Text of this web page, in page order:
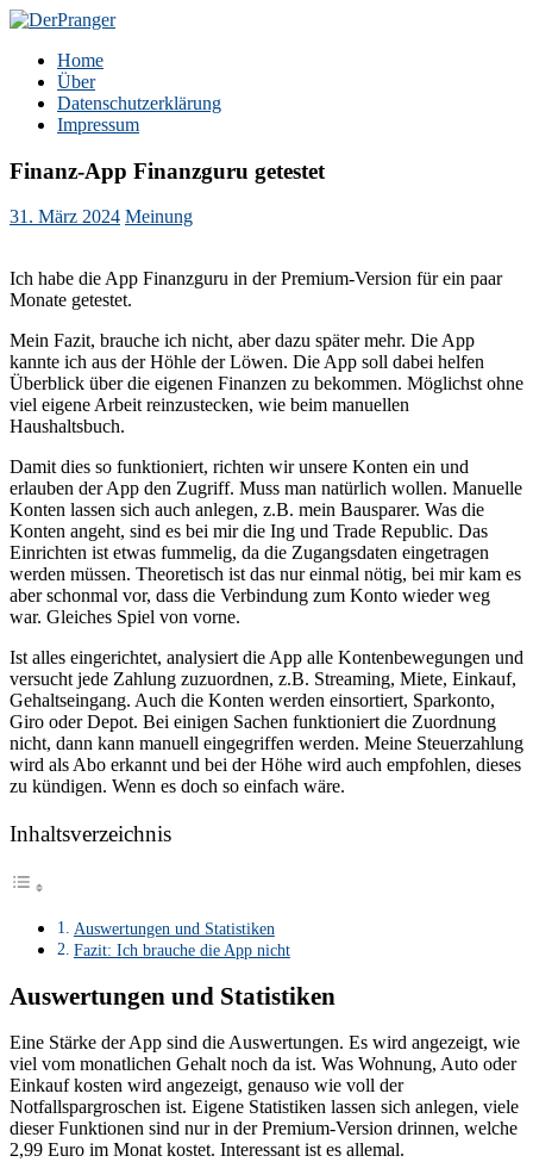
Zum
springen
DerPranger
Finanzen, Freiheit, Prangerei
Home
Über
Datenschutzerklärung
Impressum
Finanz-App Finanzguru getestet
31. März 2024 Meinung
Ich habe die App Finanzguru in der Premium-Version für ein paar
Monate getestet.
Mein Fazit, brauche ich nicht, aber dazu später mehr. Die App
kannte ich aus der Höhle der Löwen. Die App soll dabei helfen
Überblick über die eigenen Finanzen zu bekommen. Möglichst ohne
viel eigene Arbeit reinzustecken, wie beim manuellen
Haushaltsbuch.
Damit dies so funktioniert, richten wir unsere Konten ein und
erlauben der App den Zugriff. Muss man natürlich wollen. Manuelle
Konten lassen sich auch anlegen, z.B. mein Bausparer. Was die
Konten angeht, sind es bei mir die Ing und Trade Republic. Das
Einrichten ist etwas fummelig, da die Zugangsdaten eingetragen
werden müssen. Theoretisch ist das nur einmal nötig, bei mir kam es
aber schonmal vor, dass die Verbindung zum Konto wieder weg
war. Gleiches Spiel von vorne.
Ist alles eingerichtet, analysiert die App alle Kontenbewegungen und
versucht jede Zahlung zuzuordnen, z.B. Streaming, Miete, Einkauf,
Gehaltseingang. Auch die Konten werden einsortiert, Sparkonto,
Giro oder Depot. Bei einigen Sachen funktioniert die Zuordnung
nicht, dann kann manuell eingegriffen werden. Meine Steuerzahlung
wird als Abo erkannt und bei der Höhe wird auch empfohlen, dieses
zu kündigen. Wenn es doch so einfach wäre.
Inhaltsverzeichnis
Auswertungen und Statistiken
Fazit: Ich brauche die App nicht
Auswertungen und Statistiken
Eine Stärke der App sind die Auswertungen. Es wird angezeigt, wie
viel vom monatlichen Gehalt noch da ist. Was Wohnung, Auto oder
Einkauf kosten wird angezeigt, genauso wie voll der
Notfallspargroschen ist. Eigene Statistiken lassen sich anlegen, viele
dieser Funktionen sind nur in der Premium-Version drinnen, welche
2,99 Euro im Monat kostet. Interessant ist es allemal.